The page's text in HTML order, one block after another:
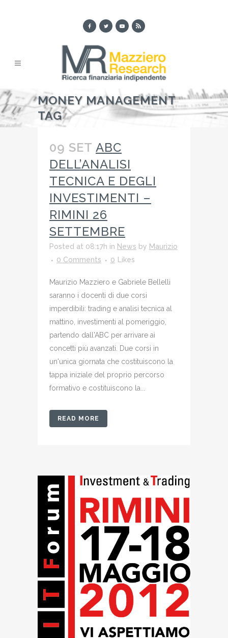
MONEY MANAGEMENT
TAG
09 SET ABC
DELL’ANALISI
TECNICA E DEGLI
INVESTIMENTI –
RIMINI 26
SETTEMBRE
Posted at 08:17h in News by Maurizio
0 Comments
0 Likes
Maurizio Mazziero e Gabriele Bellelli
saranno i docenti di due corsi
imperdibili: trading e analisi tecnica al
mattino, investimenti al pomeriggio,
partendo dall'ABC per arrivare ai
concetti più avanzati. Due corsi in
un'unica giornata che costituiscono la
tappa iniziale del proprio percorso
formativo e costituiscono la...
READ MORE